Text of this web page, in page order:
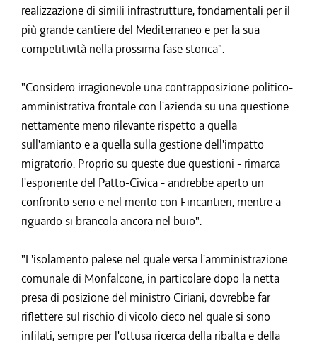
realizzazione di simili infrastrutture, fondamentali per il
più grande cantiere del Mediterraneo e per la sua
competitività nella prossima fase storica".
"Considero irragionevole una contrapposizione politico-
amministrativa frontale con l'azienda su una questione
nettamente meno rilevante rispetto a quella
sull'amianto e a quella sulla gestione dell'impatto
migratorio. Proprio su queste due questioni - rimarca
l'esponente del Patto-Civica - andrebbe aperto un
confronto serio e nel merito con Fincantieri, mentre a
riguardo si brancola ancora nel buio".
"L'isolamento palese nel quale versa l'amministrazione
comunale di Monfalcone, in particolare dopo la netta
presa di posizione del ministro Ciriani, dovrebbe far
riflettere sul rischio di vicolo cieco nel quale si sono
infilati, sempre per l'ottusa ricerca della ribalta e della